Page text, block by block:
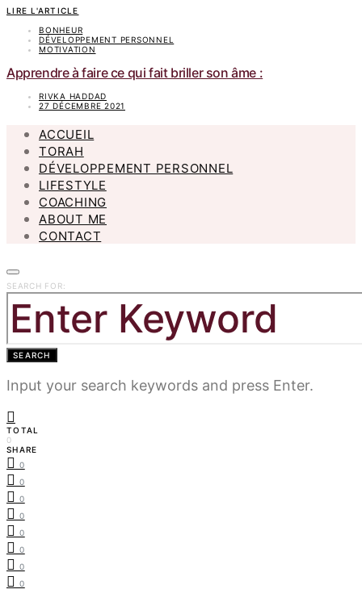
LIRE L'ARTICLE
BONHEUR
DÉVELOPPEMENT PERSONNEL
MOTIVATION
Apprendre à faire ce qui fait briller son âme :
RIVKA HADDAD
27 DÉCEMBRE 2021
ACCUEIL
TORAH
DÉVELOPPEMENT PERSONNEL
LIFESTYLE
COACHING
ABOUT ME
CONTACT
SEARCH FOR:
SEARCH
Input your search keywords and press Enter.
TOTAL
0
SHARE
0
0
0
0
0
0
0
0